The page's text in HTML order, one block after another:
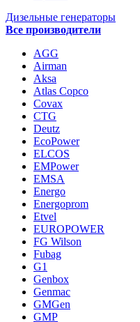
Дизельные генераторы
Все производители
AGG
Airman
Aksa
Atlas Copco
Covax
CTG
Deutz
EcoPower
ELCOS
EMPower
EMSA
Energo
Energoprom
Etvel
EUROPOWER
FG Wilson
Fubag
G1
Genbox
Genmac
GMGen
GMP